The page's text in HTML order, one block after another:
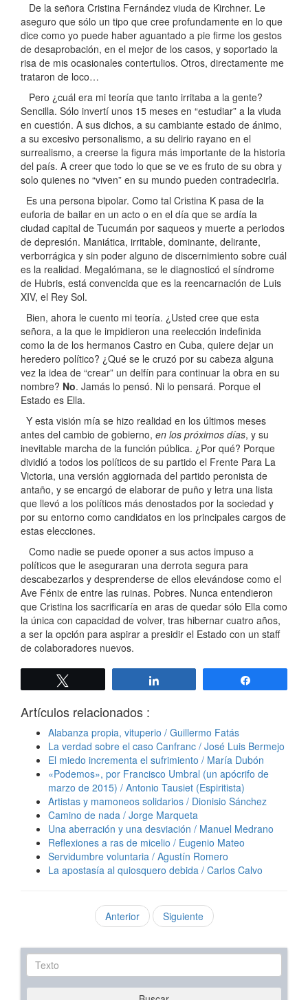
De la señora Cristina Fernández viuda de Kirchner. Le
aseguro que sólo un tipo que cree profundamente en lo que
dice como yo puede haber aguantado a pie firme los gestos
de desaprobación, en el mejor de los casos, y soportado la
risa de mis ocasionales contertulios. Otros, directamente me
trataron de loco…
Pero ¿cuál era mi teoría que tanto irritaba a la gente?
Sencilla. Sólo invertí unos 15 meses en “estudiar” a la viuda
en cuestión. A sus dichos, a su cambiante estado de ánimo,
a su excesivo personalismo, a su delirio rayano en el
surrealismo, a creerse la figura más importante de la historia
del país. A creer que todo lo que se ve es fruto de su obra y
solo quienes no “viven” en su mundo pueden contradecirla.
Es una persona bipolar. Como tal Cristina K pasa de la
euforia de bailar en un acto o en el día que se ardía la
ciudad capital de Tucumán por saqueos y muerte a periodos
de depresión. Maniática, irritable, dominante, delirante,
verborrágica y sin poder alguno de discernimiento sobre cuál
es la realidad. Megalómana, se le diagnosticó el síndrome
de Hubris, está convencida que es la reencarnación de Luis
XIV, el Rey Sol.
Bien, ahora le cuento mi teoría. ¿Usted cree que esta
señora, a la que le impidieron una reelección indefinida
como la de los hermanos Castro en Cuba, quiere dejar un
heredero político? ¿Qué se le cruzó por su cabeza alguna
vez la idea de “crear” un delfín para continuar la obra en su
nombre? No. Jamás lo pensó. Ni lo pensará. Porque el
Estado es Ella.
Y esta visión mía se hizo realidad en los últimos meses
antes del cambio de gobierno, en los próximos días, y su
inevitable marcha de la función pública. ¿Por qué? Porque
dividió a todos los políticos de su partido el Frente Para La
Victoria, una versión aggiornada del partido peronista de
antaño, y se encargó de elaborar de puño y letra una lista
que llevó a los políticos más denostados por la sociedad y
por su entorno como candidatos en los principales cargos de
estas elecciones.
Como nadie se puede oponer a sus actos impuso a
políticos que le aseguraran una derrota segura para
descabezarlos y desprenderse de ellos elevándose como el
Ave Fénix de entre las ruinas. Pobres. Nunca entendieron
que Cristina los sacrificaría en aras de quedar sólo Ella como
la única con capacidad de volver, tras hibernar cuatro años,
a ser la opción para aspirar a presidir el Estado con un staff
de colaboradores nuevos.
Artículos relacionados :
Alabanza propia, vituperio / Guillermo Fatás
La verdad sobre el caso Canfranc / José Luis Bermejo
El miedo incrementa el sufrimiento / María Dubón
«Podemos», por Francisco Umbral (un apócrifo de
marzo de 2015) / Antonio Tausiet (Espiritista)
Artistas y mamoneos solidarios / Dionisio Sánchez
Camino de nada / Jorge Marqueta
Una aberración y una desviación / Manuel Medrano
Reflexiones a ras de micelio / Eugenio Mateo
Servidumbre voluntaria / Agustín Romero
La apostasía al quiosquero debida / Carlos Calvo
Anterior Siguiente
Texto